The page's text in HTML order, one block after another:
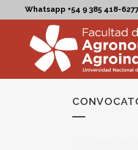
Whatsapp +54 9 385 418-